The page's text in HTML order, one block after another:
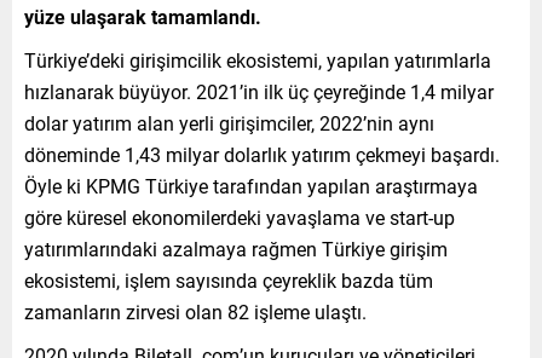
yüze ulaşarak tamamlandı.
Türkiye’deki girişimcilik ekosistemi, yapılan yatırımlarla
hızlanarak büyüyor. 2021’in ilk üç çeyreğinde 1,4 milyar
dolar yatırım alan yerli girişimciler, 2022’nin aynı
döneminde 1,43 milyar dolarlık yatırım çekmeyi başardı.
Öyle ki KPMG Türkiye tarafından yapılan araştırmaya
göre küresel ekonomilerdeki yavaşlama ve start-up
yatırımlarındaki azalmaya rağmen Türkiye girişim
ekosistemi, işlem sayısında çeyreklik bazda tüm
zamanların zirvesi olan 82 işleme ulaştı.